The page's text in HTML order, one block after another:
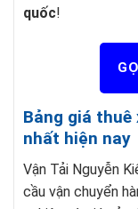
quốc!
Bảng giá
nhất hiện nay
Vận Tải Nguyễn
cầu vận chuyển